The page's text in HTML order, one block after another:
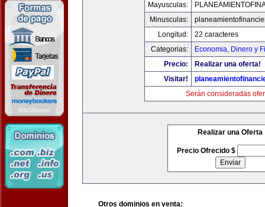
Mayusculas:
Minusculas:
Longitud:
22 caracteres
Categorias:
Economia, Dinero y
Precio:
Realizar una oferta!
Visitar!
Serán consideradas
Realizar una Oferta
Precio Ofrecido $
Otros dominios en venta: